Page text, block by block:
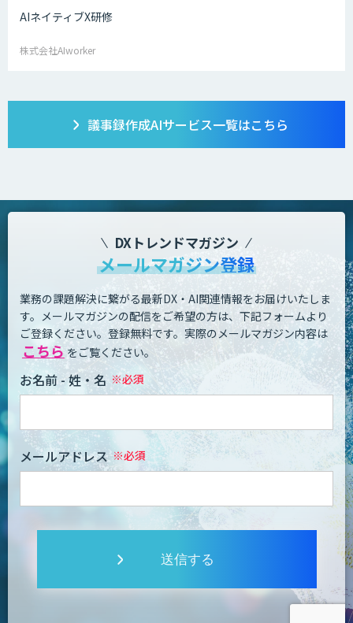
AIネイティブX研修
株式会社AIworker
議事録作成AIサービス一覧はこちら
DXトレンドマガジン
メールマガジン登録
業務の課題解決に繋がる最新DX・AI関連情報をお届けいたしま
す。 メールマガジンの配信をご希望の方は、下記フォームより
ご登録ください。登録無料です。 実際のメールマガジン内容は
こちら をご覧ください。
お名前 - 姓・名
メールアドレス
送信する